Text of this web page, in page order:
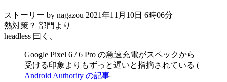
ストーリー by nagazou 2021年11月10日 6時06分
熱対策？ 部門より
headless 曰く、
Google Pixel 6 / 6 Pro の急速充電がスペックから
受ける印象よりもずっと遅いと指摘されている (
Android Authority の記事